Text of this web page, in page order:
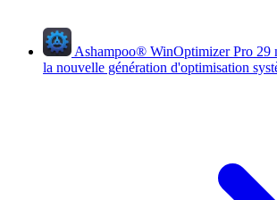
Ashampoo® WinOptimizer Pro 29
la nouvelle génération d'optimisation